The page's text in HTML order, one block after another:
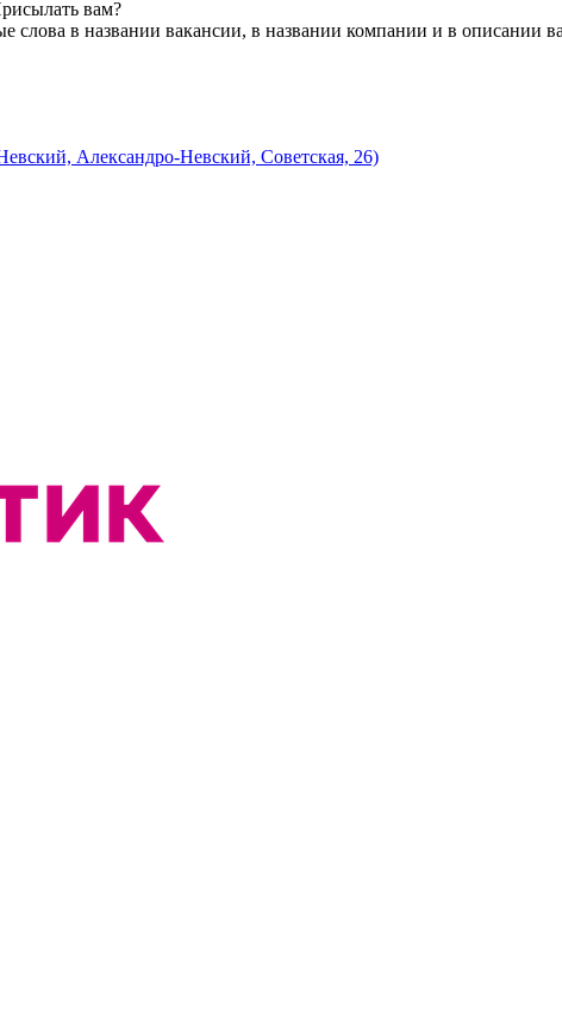
вам?
слова в названии вакансии, в названии компании и в описании
Александро-Невский, Советская, 26)